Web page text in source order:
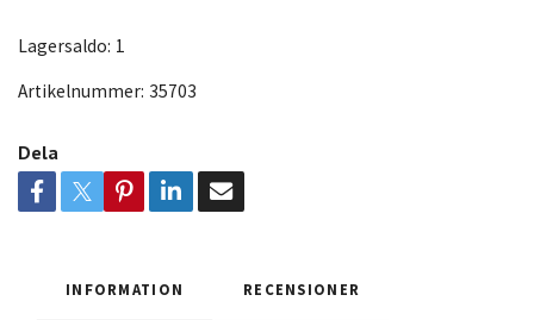
Lagersaldo: 1
Artikelnummer: 35703
Dela
INFORMATION RECENSIONER